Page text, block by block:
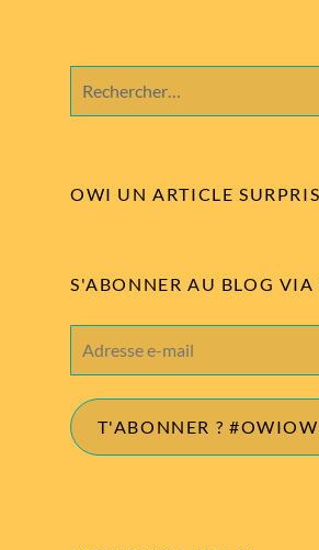
OWI UN ARTICLE
S'ABONNER AU BLOG
T'ABONNER ?